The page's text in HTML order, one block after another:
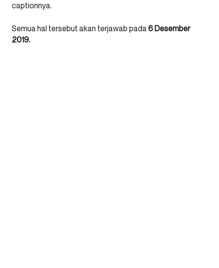
captionnya.
Semua hal tersebut akan terjawab pada6 Desember
2019.